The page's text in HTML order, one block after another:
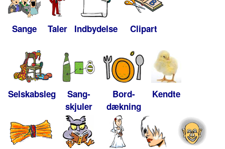
Sange Taler Indbydelse Clipart
Selskabsleg
Sang-
skjuler
Bord-
dækning
Kendte